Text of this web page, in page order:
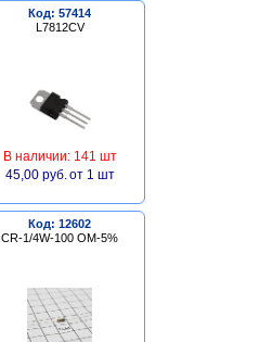
Код: 57414
L7812CV
В наличии: 141 шт
45,00 руб. от 1 шт
Код: 12602
CR-1/4W-100 ОМ-5%